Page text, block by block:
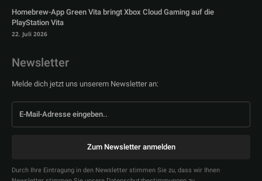
Homebrew-App Green Vita bringt Xbox Cloud Gaming auf die
PlayStation Vita
22. Juli 2026
Newsletter
Melde dich jetzt uns unserem Newsletter an:
Zum Newsletter anmelden
Durch Ihre Eintragung in den Newsletter stimmen Sie zu, dass wir Ihnen